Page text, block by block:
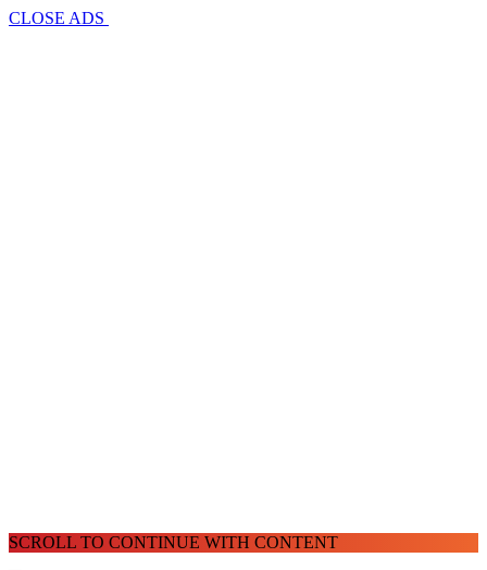
CLOSE ADS
SCROLL TO CONTINUE WITH CONTENT